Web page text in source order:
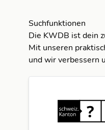
B
E
I
N
Suchfunktionen
Die KWDB ist dein
Mit unseren
und wir verbessern